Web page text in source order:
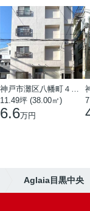
11.49坪 (38.00㎡)
6.6万円
Aglaia目黒中央